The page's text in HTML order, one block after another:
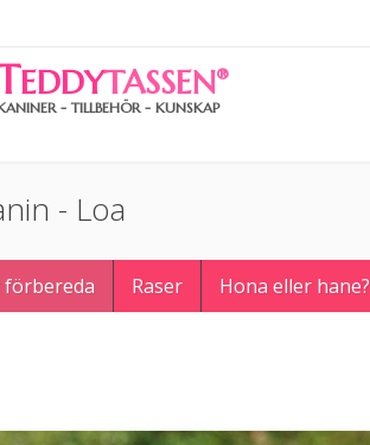
EDDYTASSEN®
- TILLBEHÖR - KUNSKAP
- Loa
förbereda Raser Hona eller hane?